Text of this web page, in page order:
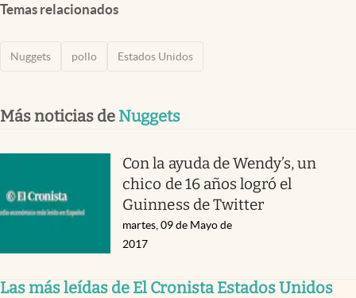
Temas relacionados
Nuggets pollo Estados Unidos
Más noticias de Nuggets
Con la ayuda de Wendy’s, un
chico de 16 años logró el
Guinness de Twitter
martes, 09 de Mayo de
2017
Las más leídas de El Cronista Estados Unidos